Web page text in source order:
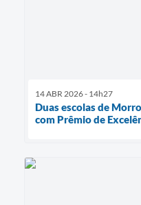
14 ABR 2026 - 14h27
Duas escolas de
com Prêmio de